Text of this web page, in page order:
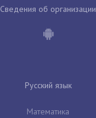
Сведения об организации
Русский язык
Математика